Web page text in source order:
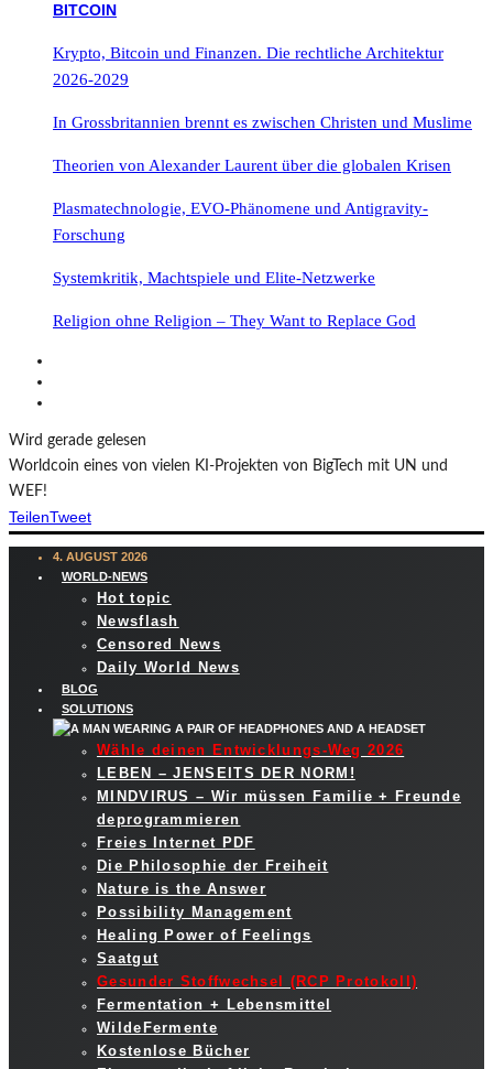
Krypto, Bitcoin und Finanzen. Die rechtliche Architektur
2026-2029
In Grossbritannien brennt es zwischen Christen und Muslime
Theorien von Alexander Laurent über die globalen Krisen
Plasmatechnologie, EVO-Phänomene und Antigravity-
Forschung
Systemkritik, Machtspiele und Elite-Netzwerke
Religion ohne Religion – They Want to Replace God
Wird gerade gelesen
Worldcoin eines von vielen KI-Projekten von BigTech mit UN und
WEF!
TeilenTweet
4. AUGUST 2026
WORLD-NEWS
Hot topic
Newsflash
Censored News
Daily World News
BLOG
SOLUTIONS
Wähle deinen Entwicklungs-Weg 2026
LEBEN – JENSEITS DER NORM!
MINDVIRUS – Wir müssen Familie + Freunde
deprogrammieren
Freies Internet PDF
Die Philosophie der Freiheit
Nature is the Answer
Possibility Management
Healing Power of Feelings
Saatgut
Gesunder Stoffwechsel (RCP Protokoll)
Fermentation + Lebensmittel
WildeFermente
Kostenlose Bücher